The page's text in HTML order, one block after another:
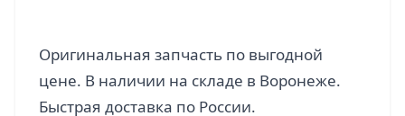
Оригинальная запчасть по выгодной
цене. В наличии на складе в Воронеже.